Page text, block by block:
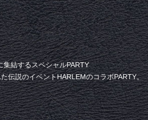
集結するスペシャルPARTY
伝説のイベントHARLEMのコラボPARTY。